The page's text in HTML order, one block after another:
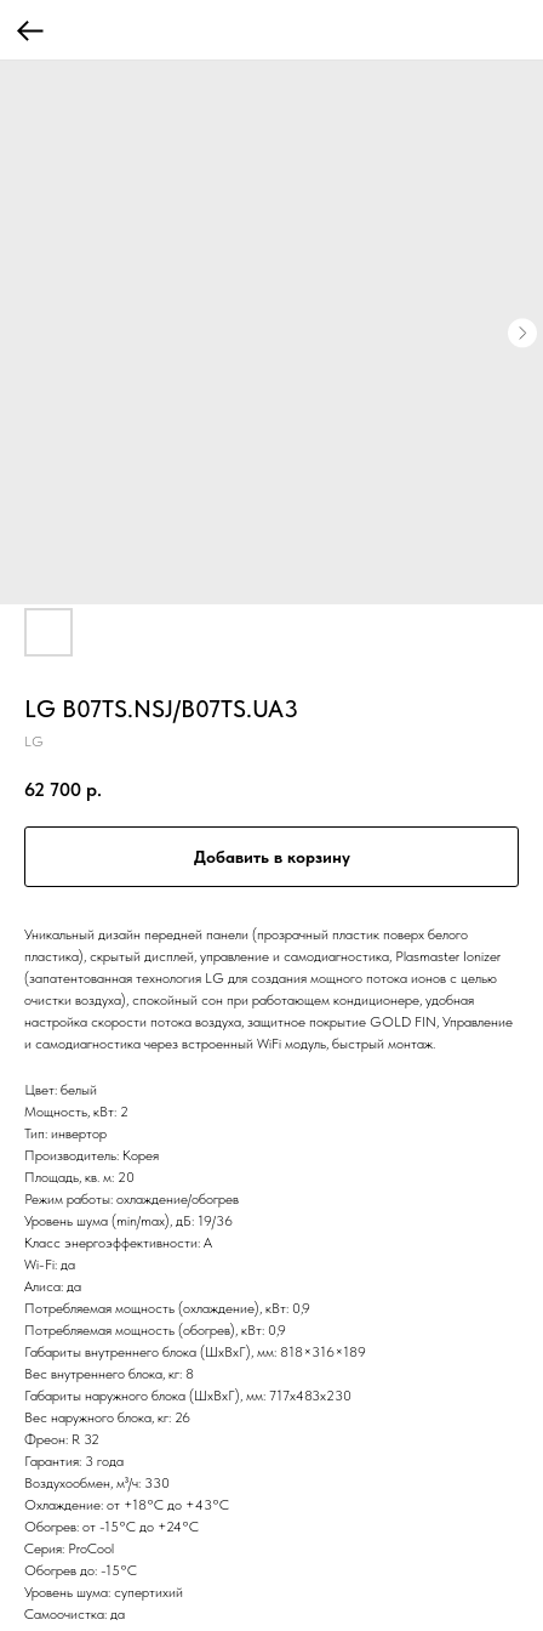
LG B07TS.NSJ/B07TS.UA3
LG
62 700 р.
Добавить в корзину
Уникальный дизайн передней панели (прозрачный пластик поверх белого
пластика), скрытый дисплей, управление и самодиагностика, Plasmaster Ionizer
(запатентованная технология LG для создания мощного потока ионов с целью
очистки воздуха), спокойный сон при работающем кондиционере, удобная
настройка скорости потока воздуха, защитное покрытие GOLD FIN, Управление
и самодиагностика через встроенный WiFi модуль, быстрый монтаж.
Цвет: белый
Мощность, кВт: 2
Тип: инвертор
Производитель: Корея
Площадь, кв. м: 20
Режим работы: охлаждение/обогрев
Уровень шума (min/max), дБ: 19/36
Класс энергоэффективности: А
Wi-Fi: да
Алиса: да
Потребляемая мощность (охлаждение), кВт: 0,9
Потребляемая мощность (обогрев), кВт: 0,9
Габариты внутреннего блока (ШxВxГ), мм: 818×316×189
Вес внутреннего блока, кг: 8
Габариты наружного блока (ШxВxГ), мм: 717х483х230
Вес наружного блока, кг: 26
Фреон: R 32
Гарантия: 3 года
Воздухообмен, м³/ч: 330
Охлаждение: от +18°С до +43°С
Обогрев: от -15°С до +24°С
Серия: ProCool
Обогрев до: -15°С
Уровень шума: супертихий
Самоочистка: да